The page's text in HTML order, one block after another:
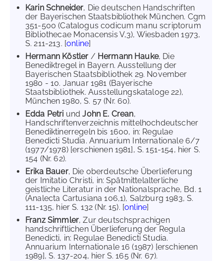
Karin Schneider, Die deutschen Handschriften
der Bayerischen Staatsbibliothek München. Cgm
351-500 (Catalogus codicum manu scriptorum
Bibliothecae Monacensis V,3), Wiesbaden 1973,
S. 211-213. [online]
Hermann Köstler / Hermann Hauke, Die
Benediktregel in Bayern. Ausstellung der
Bayerischen Staatsbibliothek 29. November
1980 - 10. Januar 1981 (Bayerische
Staatsbibliothek. Ausstellungskataloge 22),
München 1980, S. 57 (Nr. 60).
Edda Petri undJohn E. Crean,
Handschriftenverzeichnis mittelhochdeutscher
Benediktinerregeln bis 1600, in: Regulae
Benedicti Studia. Annuarium Internationale 6/7
(1977/1978) [erschienen 1981], S. 151-154, hier S.
154 (Nr. 62).
Erika Bauer, Die oberdeutsche Überlieferung
der Imitatio Christi, in: Spätmittelalterliche
geistliche Literatur in der Nationalsprache, Bd. 1
(Analecta Cartusiana 106,1), Salzburg 1983, S.
111-135, hier S. 132 (Nr. 15). [online]
Franz Simmler, Zur deutschsprachigen
handschriftlichen Überlieferung der Regula
Benedicti, in: Regulae Benedicti Studia.
Annuarium Internationale 16 (1987) [erschienen
1989], S. 137-204, hier S. 165 (Nr. 67).